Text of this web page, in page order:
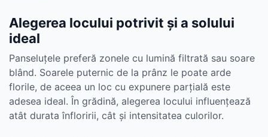
Alegerea locului potrivit și a solului
ideal
Panseluțele preferă zonele cu lumină filtrată sau soare
blând. Soarele puternic de la prânz le poate arde
florile, de aceea un loc cu expunere parțială este
adesea ideal. În grădină, alegerea locului influențează
atât durata înfloririi, cât și intensitatea culorilor.